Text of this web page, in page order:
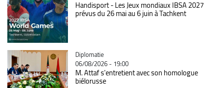
Handisport - Les Jeux mondiaux IBSA 2027
prévus du 26 mai au 6 juin à Tachkent
Catégorie
Diplomatie
06/08/2026 - 19:00
M. Attaf s'entretient avec son homologue
biélorusse